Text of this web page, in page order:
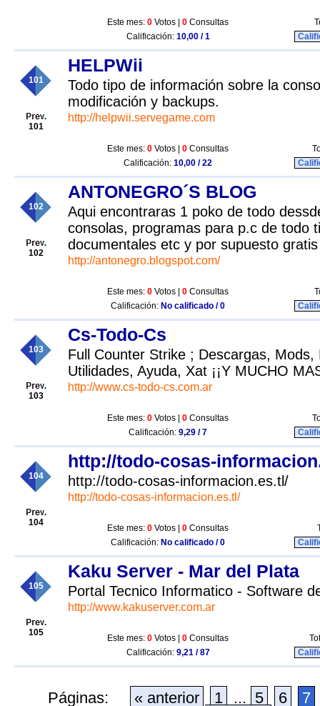
Este mes: 0 Votos | 0 Consultas
Calificación: 10,00 / 1
101
101
HELPWii
Todo tipo de información sobre la
modificación y backups.
http://helpwii.servegame.com
Este mes: 0 Votos | 0 Consultas
Calificación: 10,00 / 22
102
102
ANTONEGRO´S BLOG
Aqui encontraras 1 poko de todo
consolas, programas para p.c de todo
documentales etc y por supuesto
http://antonegro.blogspot.com/
Este mes: 0 Votos | 0 Consultas
Calificación: No calificado / 0
103
103
Cs-Todo-Cs
Full Counter Strike ; Descargas, Mods,
Utilidades, Ayuda, Xat ¡¡Y MUCHO
http://www.cs-todo-cs.com.ar
Este mes: 0 Votos | 0 Consultas
Calificación: 9,29 / 7
104
104
http://todo-cosas-
http://todo-cosas-informacion.es.tl/
http://todo-cosas-informacion.es.tl/
Este mes: 0 Votos | 0 Consultas
Calificación: No calificado / 0
105
105
Kaku Server - Mar del Plata
Portal Tecnico Informatico - Software
http://www.kakuserver.com.ar
Este mes: 0 Votos | 0 Consultas
Calificación: 9,21 / 87
Páginas: « anterior 1 ... 5 6
7